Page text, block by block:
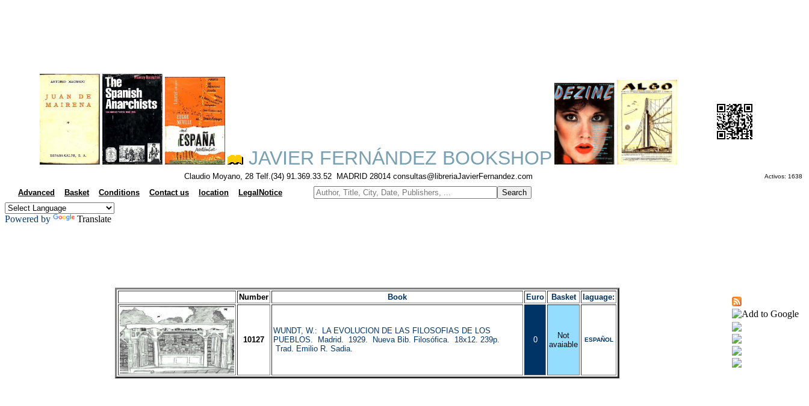
JAVIER FERNÁNDEZ BOOKSHOP
Claudio Moyano, 28 Telf.(34) 91.369.33.52 MADRID 28014 consultas@libreriaJavierFernandez.com Activos: 1638
Advanced Basket Conditions Contact us location LegalNotice
Powered by Translate
Number Book Euro Basket laguage:
10127
WUNDT, W.: LA EVOLUCION DE LAS FILOSOFIAS DE LOS
PUEBLOS. Madrid. 1929. Nueva Bib. Filosófica. 18x12. 239p.
Trad. Emilio R. Sadia.
0
Not
avaiable
ESPAÑOL